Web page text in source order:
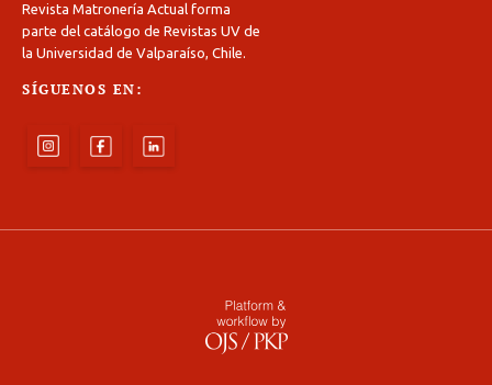
Revista Matronería Actual forma
parte del catálogo de Revistas UV de
la Universidad de Valparaíso, Chile.
SÍGUENOS EN: